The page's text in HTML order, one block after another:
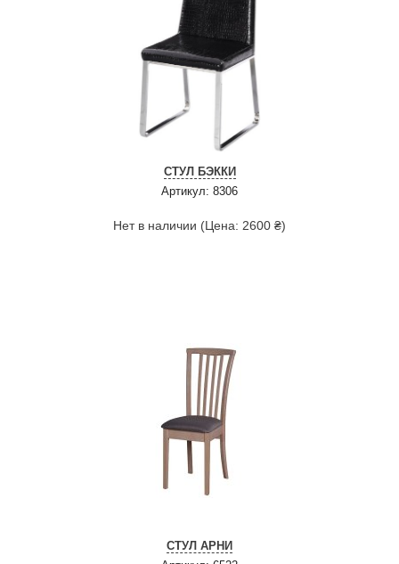
СТУЛ БЭККИ
Артикул: 8306
Нет в наличии (Цена: 2600 ₴)
СТУЛ АРНИ